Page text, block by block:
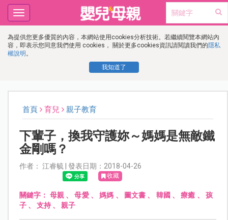
為提供您更多優質的內容，本網站使用cookies分析技術。若繼續閱覽本網站內
容，即表示您同意我們使用 cookies， 關於更多cookies資訊請閱讀我們的隱私
權說明 。
我知道了
Toggle
navigation
首頁 育兒 親子教育
下輩子，換我守護妳～媽媽是無敵鐵
金剛嗎？
作者： 江睿毓 | 發表日期：2018-04-26
收藏
關鍵字： 母親、母愛、媽媽 、 圖文書 、 韓國 、療癒 、孩
子、 支持、 親子